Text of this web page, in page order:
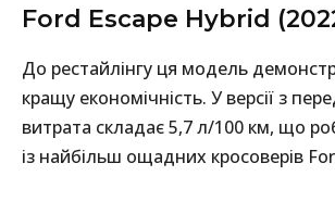
Ford Escape Hybrid
До рестайлінгу ця модель
кращу економічність. У версії з
витрата складає 5,7 л/100 км, що
із найбільш ощадних кросоверів